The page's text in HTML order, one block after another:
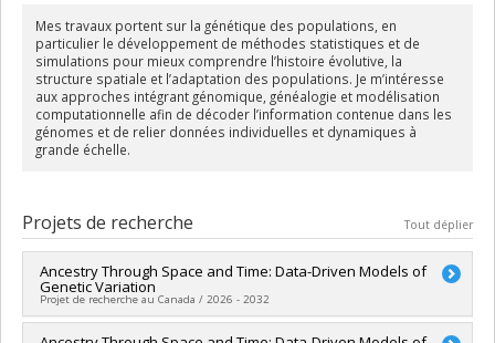
Mes travaux portent sur la génétique des populations, en
particulier le développement de méthodes statistiques et de
simulations pour mieux comprendre l’histoire évolutive, la
structure spatiale et l’adaptation des populations. Je m’intéresse
aux approches intégrant génomique, généalogie et modélisation
computationnelle afin de décoder l’information contenue dans les
génomes et de relier données individuelles et dynamiques à
grande échelle.
Projets de recherche Tout déplier
Ancestry Through Space and Time: Data-Driven Models of
Genetic Variation
Projet de recherche au Canada / 2026 - 2032